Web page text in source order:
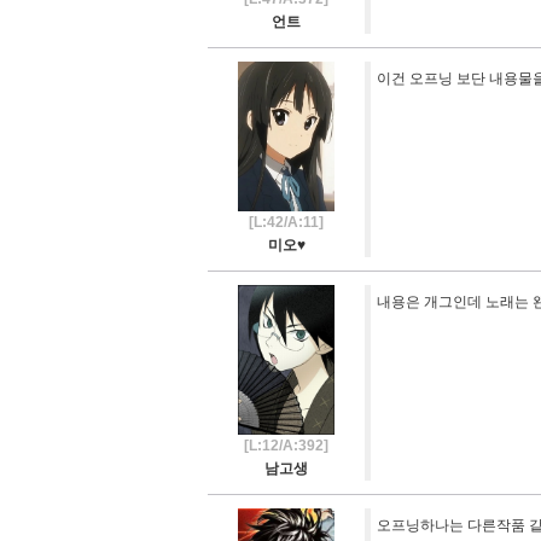
언트
[L:42/A:11]
미오♥
이건 오프닝 보단 내용물
[L:12/A:392]
남고생
내용은 개그인데 노래는
오프닝하나는 다른작품